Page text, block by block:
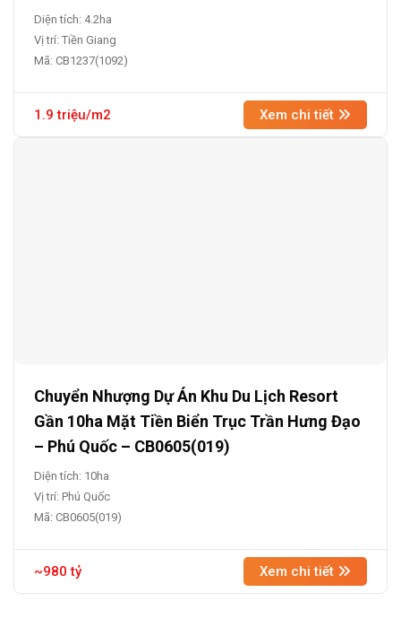
Diện tích: 4.2ha
Vị trí: Tiền Giang
Mã: CB1237(1092)
1.9 triệu/m2 Xem chi tiết
Chuyển Nhượng Dự Án Khu Du Lịch Resort
Gần 10ha Mặt Tiền Biển Trục Trần Hưng Đạo
– Phú Quốc – CB0605(019)
Diện tích: 10ha
Vị trí: Phú Quốc
Mã: CB0605(019)
~980 tỷ Xem chi tiết